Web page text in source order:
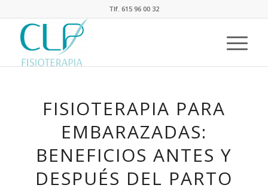
Tlf. 615 96 00 32
FISIOTERAPIA PARA
EMBARAZADAS:
BENEFICIOS ANTES Y
DESPUÉS DEL PARTO